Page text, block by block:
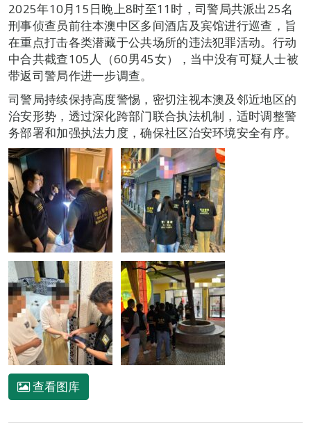
2025年10月15日晚上8时至11时，司警局共派出25名
刑事侦查员前往本澳中区多间酒店及宾馆进行巡查，旨
在重点打击各类潜藏于公共场所的违法犯罪活动。行动
中合共截查105人（60男45女），当中没有可疑人士被
带返司警局作进一步调查。
司警局持续保持高度警惕，密切注视本澳及邻近地区的
治安形势，透过深化跨部门联合执法机制，适时调整警
务部署和加强执法力度，确保社区治安环境安全有序。
查看图库